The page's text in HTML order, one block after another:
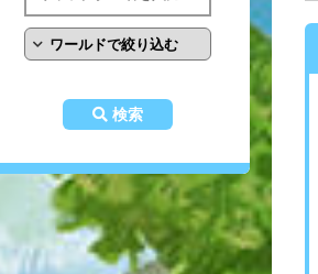
検索